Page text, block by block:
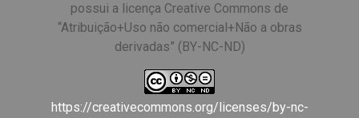
possui a licença Creative Commons de
“Atribuição+Uso não comercial+Não a obras
derivadas” (BY-NC-ND)
https://creativecommons.org/licenses/by-nc-